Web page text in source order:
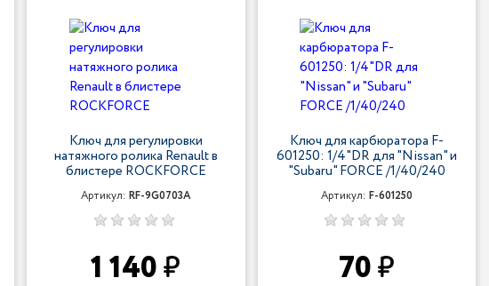
Ключ для регулировки
натяжного ролика Renault в
блистере ROCKFORCE
Артикул: RF-9G0703A
1 140
Ключ для карбюратора F-
601250: 1/4"DR для "Nissan" и
"Subaru" FORCE /1/40/240
Артикул: F-601250
70